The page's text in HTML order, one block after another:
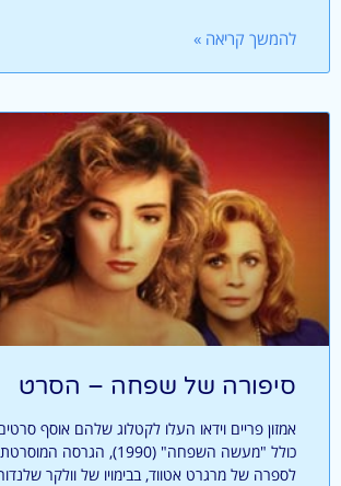
להמשך קריאה »
סיפורה של שפחה – הסרט
אמזון פריים וידאו העלו לקטלוג שלהם אוסף
כולל "מעשה השפחה" (1990),
לספרה של מרגרט אטווד, בבימויו של וולקר